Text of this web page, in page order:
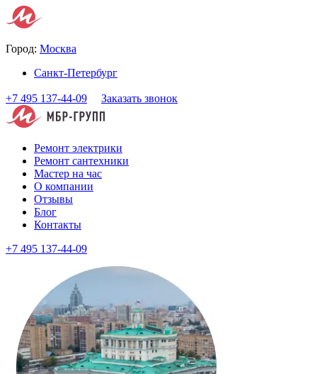
Город: Москва
Санкт-Петербург
+7 495 137-44-09 Заказать звонок
Ремонт электрики
Ремонт сантехники
Мастер на час
О компании
Отзывы
Блог
Контакты
+7 495 137-44-09